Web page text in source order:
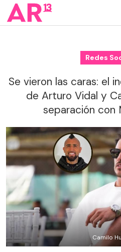
Redes
Se vieron las caras: el
de Arturo Vidal y
separación con
Camilo